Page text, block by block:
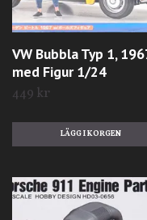
VW Bubbla Typ 1,
med Figur 1/24
449 kr